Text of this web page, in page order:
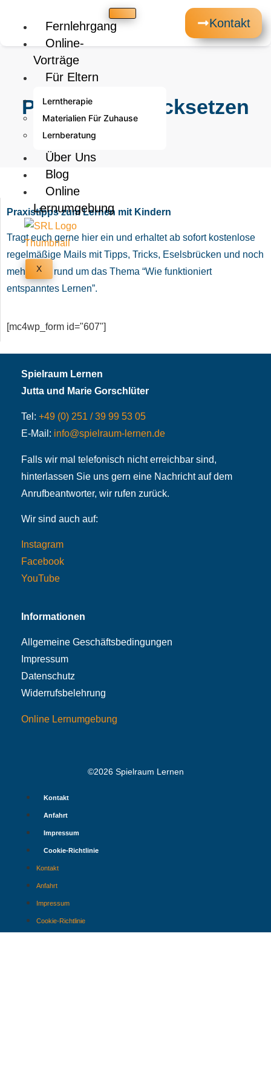
Fernlehrgang
Online-
Vorträge
Für Eltern
Lerntherapie
Materialien Für Zuhause
Lernberatung
Über Uns
Blog
Online
Lernumgebung
X
Kontakt
Passwort zurücksetzen
Praxistipps zum Lernen mit Kindern
Tragt euch gerne hier ein und erhaltet ab sofort kostenlose
regelmäßige Mails mit Tipps, Tricks, Eselsbrücken und noch
mehr Infos rund um das Thema “Wie funktioniert
entspanntes Lernen”.
[mc4wp_form id="607"]
Spielraum Lernen
Jutta und Marie Gorschlüter
Tel: +49 (0) 251 / 39 99 53 05
E-Mail: info@spielraum-lernen.de
Falls wir mal telefonisch nicht erreichbar sind,
hinterlassen Sie uns gern eine Nachricht auf dem
Anrufbeantworter, wir rufen zurück.
Wir sind auch auf:
Instagram
Facebook
YouTube
Informationen
Allgemeine Geschäftsbedingungen
Impressum
Datenschutz
Widerrufsbelehrung
Online Lernumgebung
©2026 Spielraum Lernen
Kontakt
Anfahrt
Impressum
Cookie-Richtlinie
Kontakt
Anfahrt
Impressum
Cookie-Richtlinie